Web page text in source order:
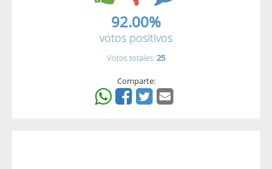
92.00%
votos positivos
Votos totales: 25
Comparte: